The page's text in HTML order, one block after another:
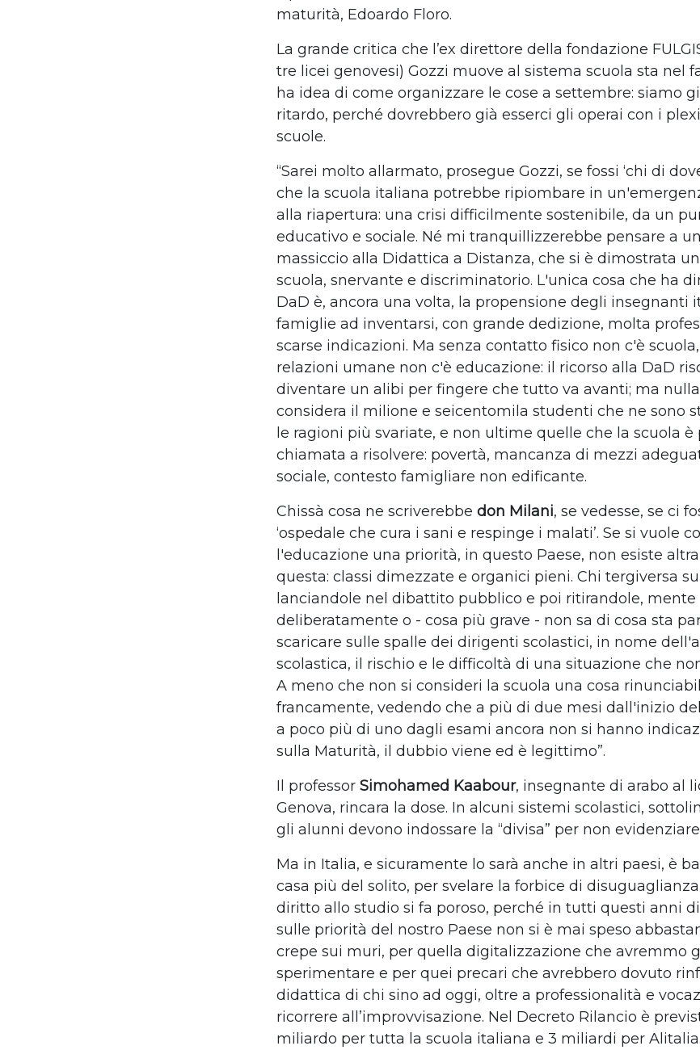
maturità, Edoardo Floro.
La grande critica che l’ex direttore della fondazione
tre licei genovesi) Gozzi muove al sistema scuola sta nel
ha idea di come organizzare le cose a settembre: siamo
ritardo, perché dovrebbero già esserci gli operai con i
scuole.
“Sarei molto allarmato, prosegue Gozzi, se fossi ‘chi di
che la scuola italiana potrebbe ripiombare in
alla riapertura: una crisi difficilmente sostenibile, da un
educativo e sociale. Né mi tranquillizzerebbe pensare a
massiccio alla Didattica a Distanza, che si è dimostrata
scuola, snervante e discriminatorio. L'unica cosa che ha
DaD è, ancora una volta, la propensione degli insegnanti
famiglie ad inventarsi, con grande dedizione, molta
scarse indicazioni. Ma senza contatto fisico non c'è
relazioni umane non c'è educazione: il ricorso alla DaD
diventare un alibi per fingere che tutto va avanti; ma
considera il milione e seicentomila studenti che ne sono
le ragioni più svariate, e non ultime quelle che la scuola è
chiamata a risolvere: povertà, mancanza di mezzi
sociale, contesto famigliare non edificante.
Chissà cosa ne scriverebbe don Milani, se vedesse, se ci
‘ospedale che cura i sani e respinge i malati’. Se si vuole
l'educazione una priorità, in questo Paese, non esiste
questa: classi dimezzate e organici pieni. Chi tergiversa
lanciandole nel dibattito pubblico e poi ritirandole, mente
deliberatamente o - cosa più grave - non sa di cosa sta
scaricare sulle spalle dei dirigenti scolastici, in nome
scolastica, il rischio e le difficoltà di una situazione che
A meno che non si consideri la scuola una cosa
francamente, vedendo che a più di due mesi dall'inizio
a poco più di uno dagli esami ancora non si hanno
sulla Maturità, il dubbio viene ed è legittimo”.
Il professor Simohamed Kaabour, insegnante di arabo al
Genova, rincara la dose. In alcuni sistemi scolastici,
gli alunni devono indossare la “divisa” per non
Ma in Italia, e sicuramente lo sarà anche in altri paesi, è
casa più del solito, per svelare la forbice di
diritto allo studio si fa poroso, perché in tutti questi anni
sulle priorità del nostro Paese non si è mai speso
crepe sui muri, per quella digitalizzazione che avremmo
sperimentare e per quei precari che avrebbero dovuto
didattica di chi sino ad oggi, oltre a professionalità e
ricorrere all’improvvisazione. Nel Decreto Rilancio è
miliardo per tutta la scuola italiana e 3 miliardi per